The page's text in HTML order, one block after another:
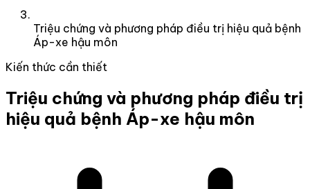
Triệu chứng và phương pháp điều trị hiệu quả bệnh
Áp-xe hậu môn
Kiến thức cần thiết
Triệu chứng và phương pháp điều trị
hiệu quả bệnh Áp-xe hậu môn